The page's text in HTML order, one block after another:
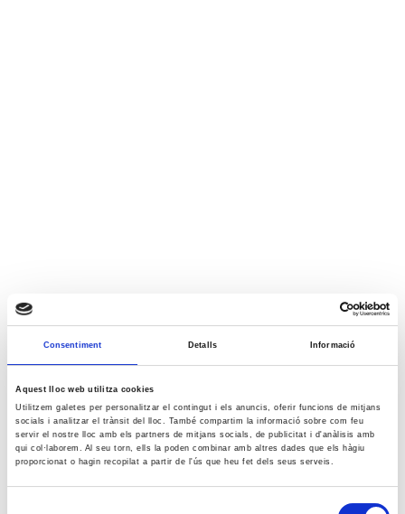
Consentiment Detalls Informació
Aquest lloc web utilitza cookies
Utilitzem galetes per personalitzar el contingut i els anuncis, oferir funcions de mitjans
socials i analitzar el trànsit del lloc. També compartim la informació sobre com feu
servir el nostre lloc amb els partners de mitjans socials, de publicitat i d'anàlisis amb
qui col·laborem. Al seu torn, ells la poden combinar amb altres dades que els hàgiu
proporcionat o hagin recopilat a partir de l'ús que heu fet dels seus serveis.